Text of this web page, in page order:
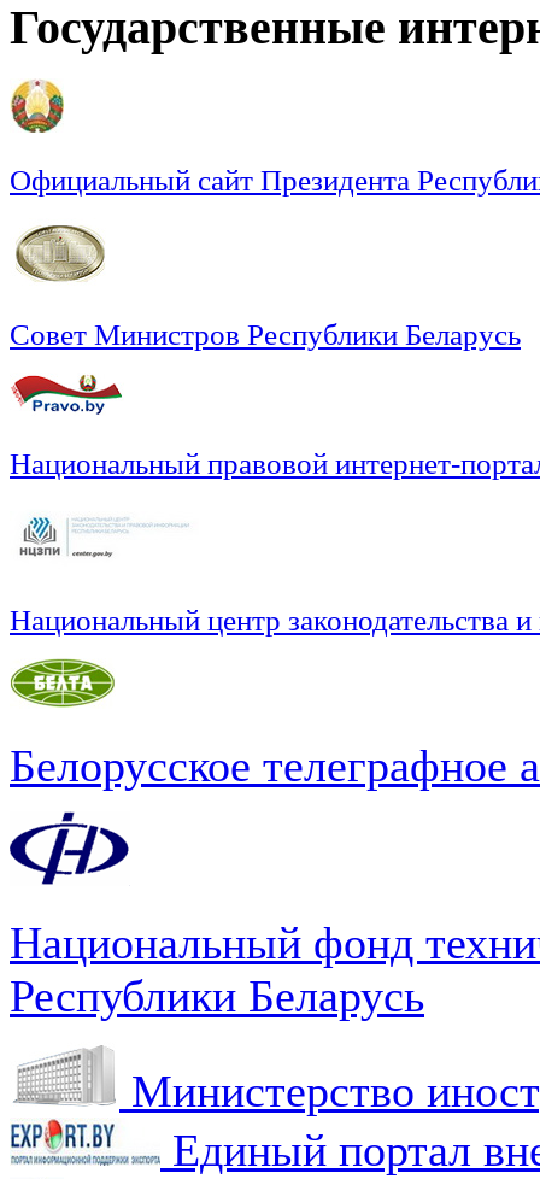
Государственные
Официальный сайт Президента
Совет Министров Республики Беларусь
Национальный правовой интернет-
Национальный центр законодательства
Белорусское телеграфное
Национальный фонд
Республики Беларусь
Министерство
Единый портал